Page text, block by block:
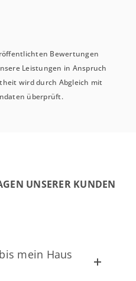
Bewertungen
Leistungen in Anspruch
wird durch Abgleich mit
überprüft.
UNSERER KUNDEN
mein Haus